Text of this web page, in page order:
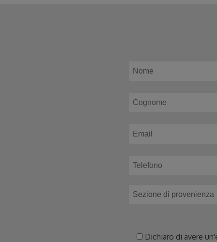
Dichiaro di avere